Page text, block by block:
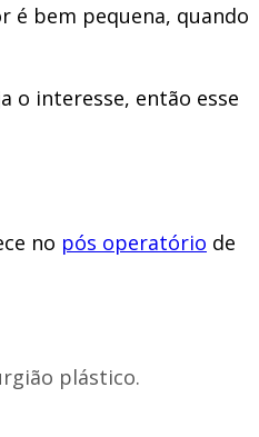
é bem pequena, quando
o interesse, então esse
no pós operatório de
plástico.